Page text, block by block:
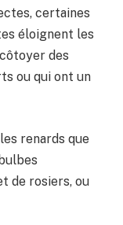
certaines
éloignent les
des
ou qui ont un
renards que
de rosiers, ou